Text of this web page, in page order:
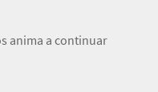
anima a continuar